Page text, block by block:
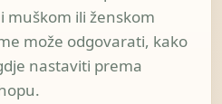
muškom ili ženskom
može odgovarati, kako
nastaviti prema